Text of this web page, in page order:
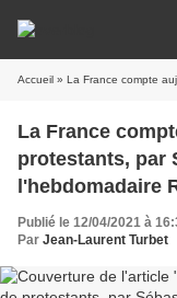
Accueil » La France compte aujourd’hui
La France
protestants, par
l'hebdomadaire
Publié le 12/04/2021 à
Par Jean-Laurent Turbet